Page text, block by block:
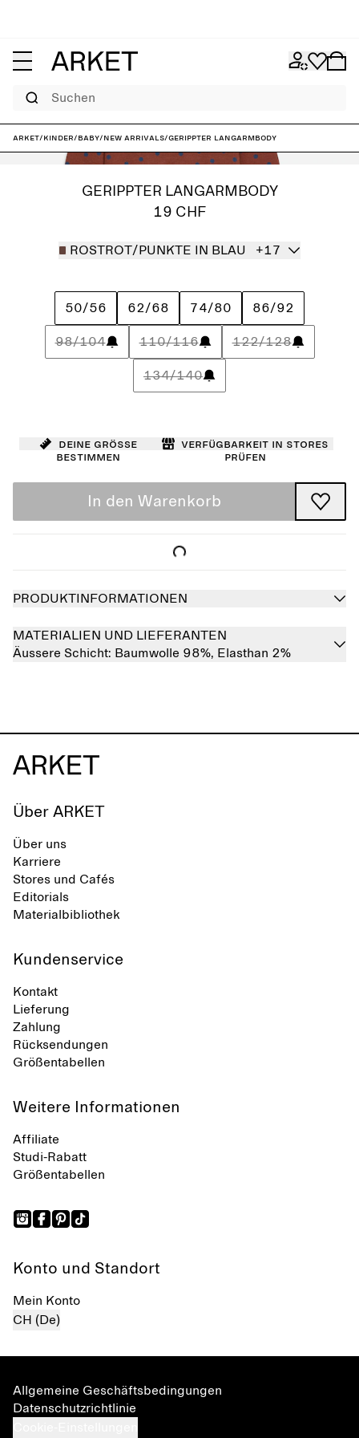
Suchen
ARKET/Kinder/Baby/New arrivals/Gerippter Langarmbody
GERIPPTER LANGARMBODY
19 CHF
ROSTROT/PUNKTE IN BLAU +17
50/56 62/68 74/80 86/92
98/104 110/116 122/128
134/140
Deine Größe
bestimmen
Verfügbarkeit in Stores
prüfen
In den Warenkorb
PRODUKTINFORMATIONEN
MATERIALIEN UND LIEFERANTEN
Äussere Schicht: Baumwolle 98%, Elasthan 2%
Über ARKET
Über uns
Karriere
Stores und Cafés
Editorials
Materialbibliothek
Kundenservice
Kontakt
Lieferung
Zahlung
Rücksendungen
Größentabellen
Weitere Informationen
Affiliate
Studi-Rabatt
Größentabellen
Konto und Standort
Mein Konto
CH (De)
Allgemeine Geschäftsbedingungen
Datenschutzrichtlinie